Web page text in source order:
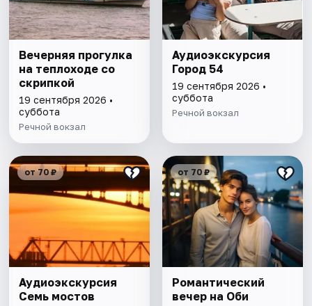
Вечерняя прогулка
на теплоходе со
скрипкой
19 сентября 2026 •
суббота
Речной вокзал
Аудиоэкскурсия
Город 54
19 сентября 2026 •
суббота
Речной вокзал
от 70 ₽
Аудиоэкскурсия
Семь мостов
от 70 ₽
Романтический
вечер на Оби